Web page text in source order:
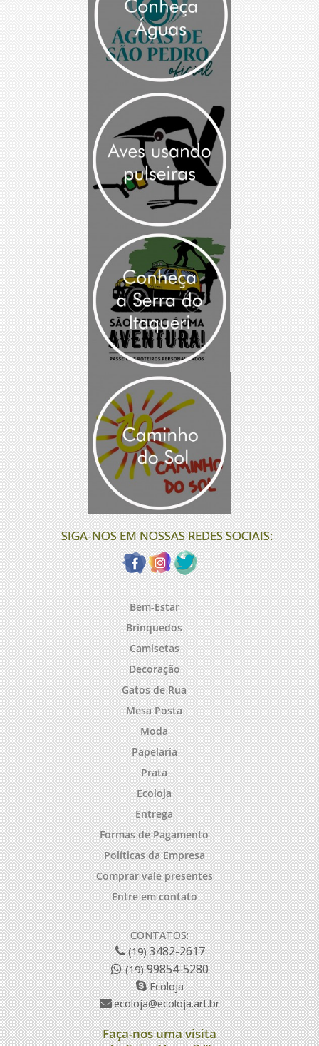
SIGA-NOS EM NOSSAS REDES SOCIAIS:
Bem-Estar
Brinquedos
Camisetas
Decoração
Gatos de Rua
Mesa Posta
Moda
Papelaria
Prata
Ecoloja
Entrega
Formas de Pagamento
Políticas da Empresa
Comprar vale presentes
Entre em contato
CONTATOS:
(19)3482-2617
(19)99854-5280
Ecoloja
ecoloja@ecoloja.art.br
Faça-nos uma visita